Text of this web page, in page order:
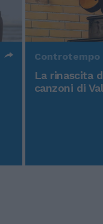
Controtempo
La rinascita
canzoni di